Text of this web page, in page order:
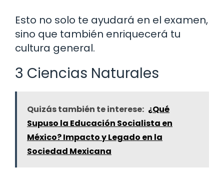
Esto no solo te ayudará en el examen,
sino que también enriquecerá tu
cultura general.
3 Ciencias Naturales
Quizás también te interese: ¿Qué
Supuso la Educación Socialista en
México? Impacto y Legado en la
Sociedad Mexicana